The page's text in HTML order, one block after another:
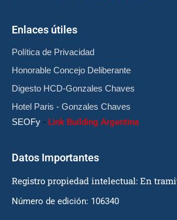
Enlaces útiles
Política de Privacidad
Honorable Concejo Deliberante
Digesto HCD-Gonzales Chaves
Hotel Paris - Gonzales Chaves
SEOFy - Link Building Argentina
Datos Importantes
Registro propiedad intelectual: En
Número de edición: 106340